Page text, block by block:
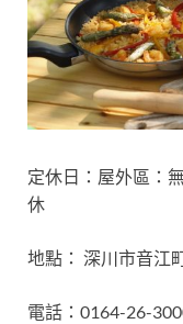
定休日：屋外區：
休
地點： 深川市音江
電話：0164-26-